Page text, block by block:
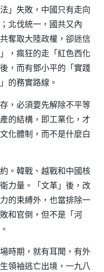
」失敗，中國只有走向
北伐統一，國共又內
奪取大陸政權，卻迷信
，瘋狂的走「紅色西化
，而有鄧小平的「實踐
的務實路線。
，必須要先解除不平等
的結構，即工業化，才
化體制，而不是什麼白
。韓戰、越戰和中國核
力量。「文革」後，改
的束縛外，也當排除一
和官倒，但不是「河
時期，就有耳聞，有外
領袖逃亡出境，一九八